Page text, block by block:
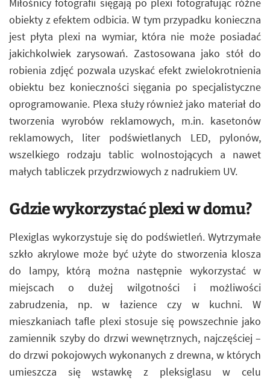
obiekty z efektem odbicia. W tym przypadku konieczna
jest płyta plexi na wymiar, która nie może posiadać
jakichkolwiek zarysowań. Zastosowana jako stół do
robienia zdjęć pozwala uzyskać efekt zwielokrotnienia
obiektu bez konieczności sięgania po specjalistyczne
oprogramowanie. Plexa służy również jako materiał do
tworzenia wyrobów reklamowych, m.in. kasetonów
reklamowych, liter podświetlanych LED, pylonów,
wszelkiego rodzaju tablic wolnostojących a nawet
małych tabliczek przydrzwiowych z nadrukiem UV.
Gdzie wykorzystać plexi w domu?
Plexiglas wykorzystuje się do podświetleń. Wytrzymałe
szkło akrylowe może być użyte do stworzenia klosza
do lampy, którą można następnie wykorzystać w
miejscach o dużej wilgotności i możliwości
zabrudzenia, np. w łazience czy w kuchni. W
mieszkaniach tafle plexi stosuje się powszechnie jako
zamiennik szyby do drzwi wewnętrznych, najczęściej –
do drzwi pokojowych wykonanych z drewna, w których
umieszcza się wstawkę z pleksiglasu w celu